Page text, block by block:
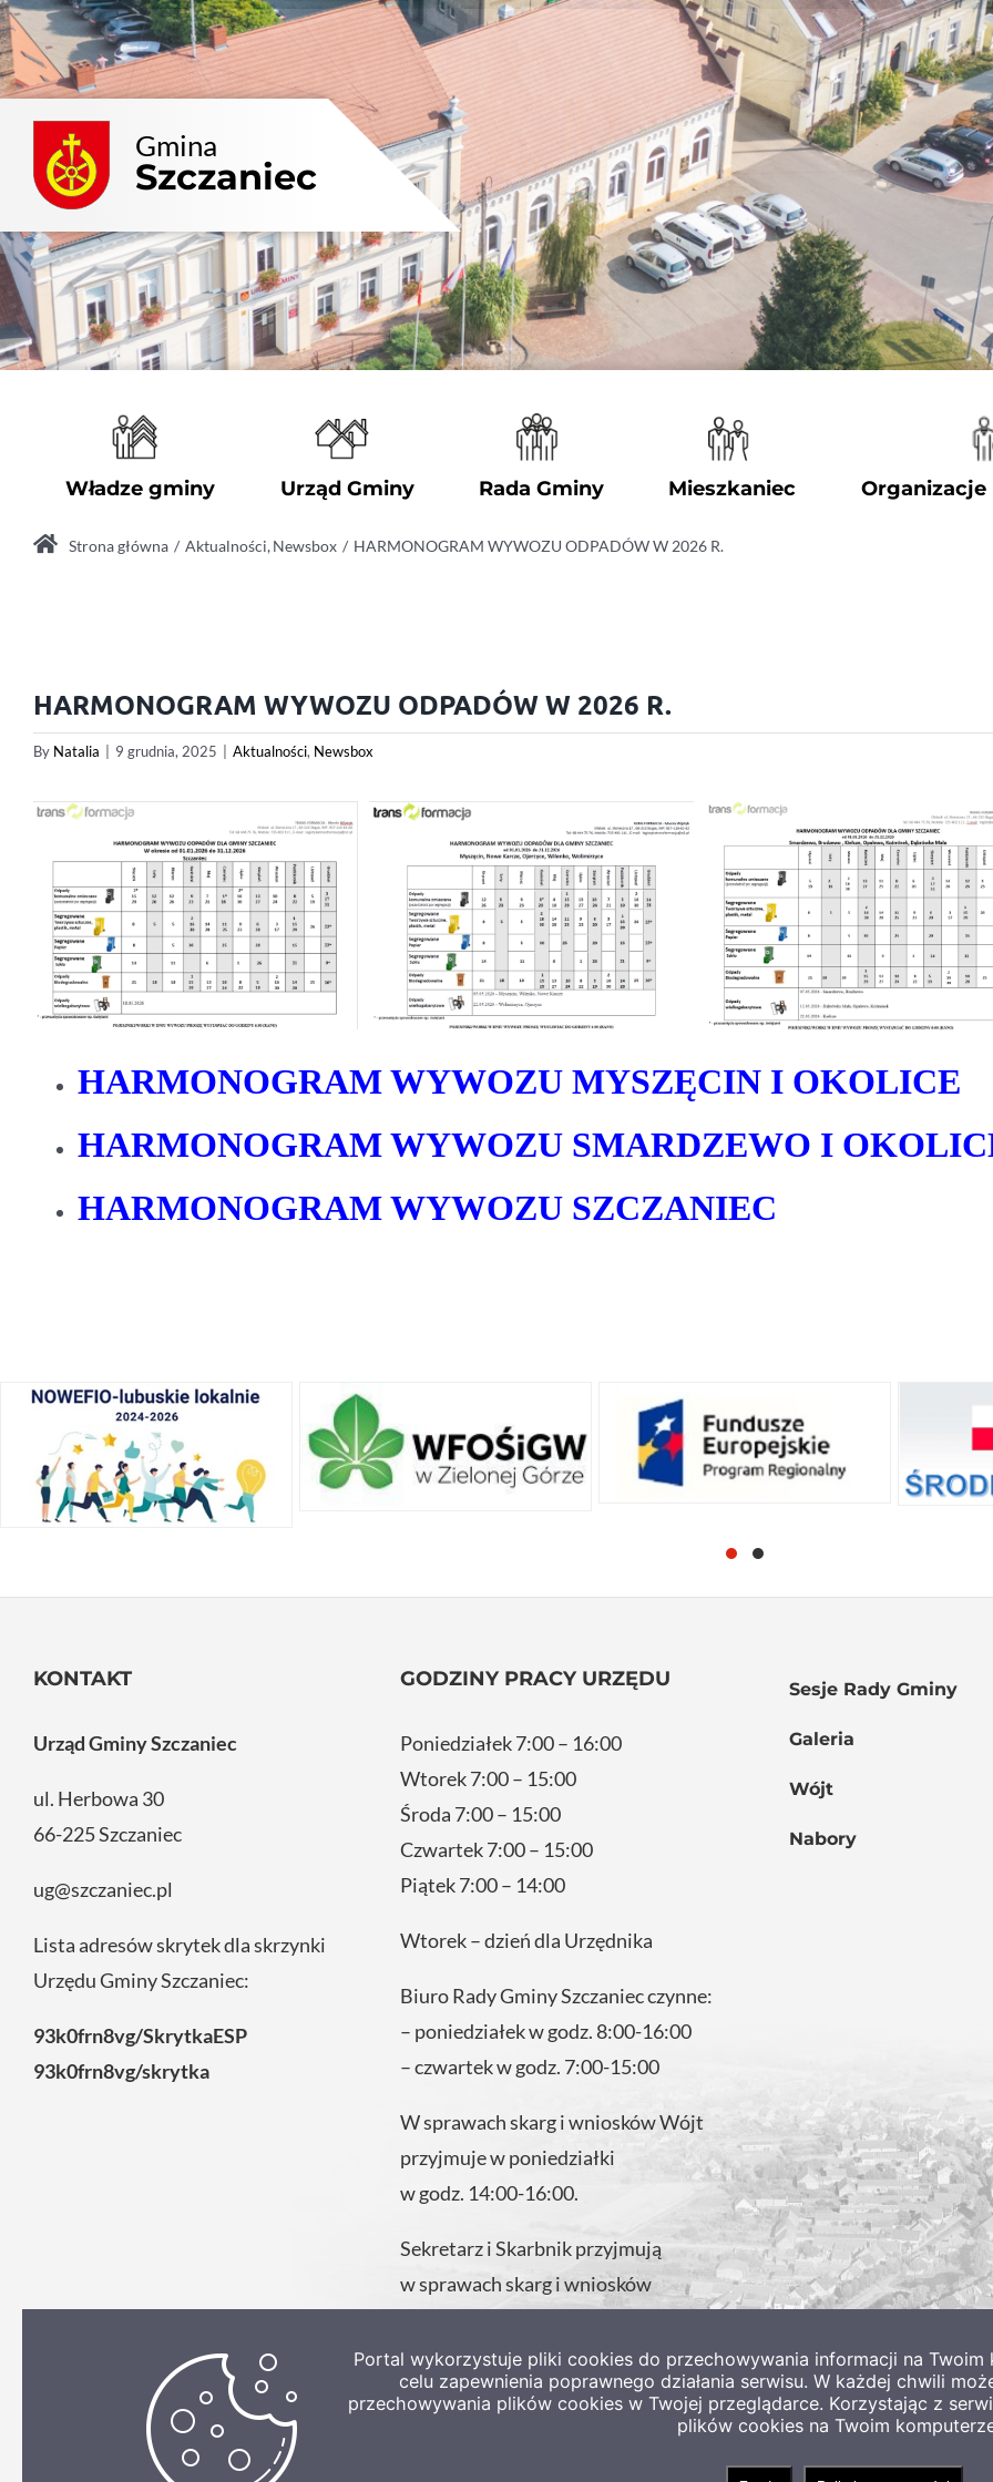
Przejdź
do
zawartości
Gmina
Szczaniec
Władze gminy Urząd Gminy Rada Gminy Mieszkaniec Organizacje
Strona główna Aktualności Newsbox HARMONOGRAM WYWOZU ODPADÓW W 2026 R.
HARMONOGRAM WYWOZU ODPADÓW W 2026 R.
By Natalia 9 grudnia, 2025 Aktualności, Newsbox
HARMONOGRAM WYWOZU MYSZĘCIN I OKOLICE
HARMONOGRAM WYWOZU SMARDZEWO I
HARMONOGRAM WYWOZU SZCZANIEC
KONTAKT
Urząd Gminy Szczaniec
ul. Herbowa 30
66-225 Szczaniec
ug@szczaniec.pl
Lista adresów skrytek dla skrzynki
Urzędu Gminy Szczaniec:
93k0frn8vg/SkrytkaESP
93k0frn8vg/skrytka
GODZINY PRACY URZĘDU
Poniedziałek 7:00 – 16:00
Wtorek 7:00 – 15:00
Środa 7:00 – 15:00
Czwartek 7:00 – 15:00
Piątek 7:00 – 14:00
Wtorek – dzień dla Urzędnika
Biuro Rady Gminy Szczaniec czynne:
– poniedziałek w godz. 8:00-16:00
– czwartek w godz. 7:00-15:00
W sprawach skarg i wniosków Wójt
przyjmuje w poniedziałki
w godz. 14:00-16:00.
Sekretarz i Skarbnik przyjmują
w sprawach skarg i wniosków
Urzędu.
Sesje Rady Gminy
Galeria
Wójt
Nabory
Portal wykorzystuje pliki cookies do przechowywania informacji na
celu zapewnienia poprawnego działania serwisu. W każdej chwili
przechowywania plików cookies w Twojej przeglądarce. Korzystając z
plików cookies na Twoim